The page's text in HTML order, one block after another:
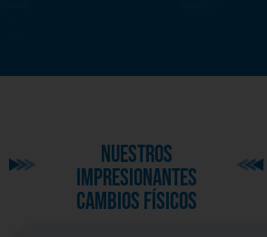
Nuestros
impresionantes
cambios físicos